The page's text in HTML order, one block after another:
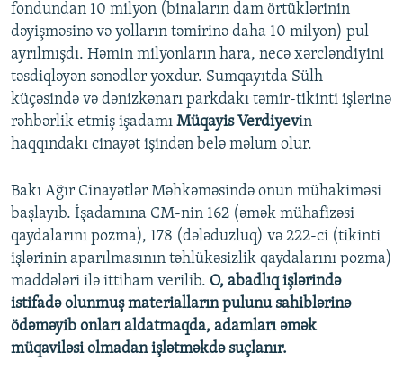
fondundan 10 milyon (binaların dam örtüklərinin
dəyişməsinə və yolların təmirinə daha 10 milyon) pul
ayrılmışdı. Həmin milyonların hara, necə xərcləndiyini
təsdiqləyən sənədlər yoxdur. Sumqayıtda Sülh
küçəsində və dənizkənarı parkdakı təmir-tikinti işlərinə
rəhbərlik etmiş işadamı Müqayis Verdiyevin
haqqındakı cinayət işindən belə məlum olur.
Bakı Ağır Cinayətlər Məhkəməsində onun mühakiməsi
başlayıb. İşadamına CM-nin 162 (əmək mühafizəsi
qaydalarını pozma), 178 (dələduzluq) və 222-ci (tikinti
işlərinin aparılmasının təhlükəsizlik qaydalarını pozma)
maddələri ilə ittiham verilib. O, abadlıq işlərində
istifadə olunmuş materialların pulunu sahiblərinə
ödəməyib onları aldatmaqda, adamları əmək
müqaviləsi olmadan işlətməkdə suçlanır.